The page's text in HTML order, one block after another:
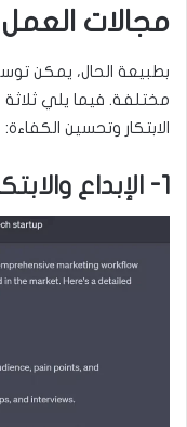
مجالات العمل
مختلفة. فيما يلي
الابتكار وتحسين الكفاءة:
1- الإبداع والابتكار في التسويق والمبيعات